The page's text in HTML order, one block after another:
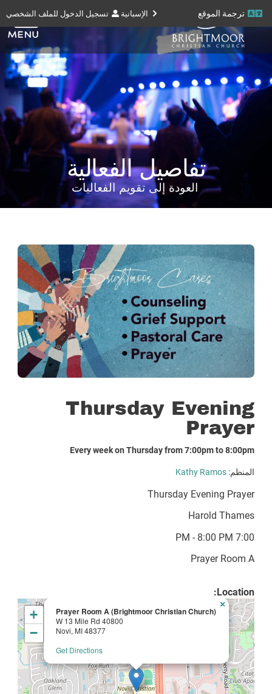
ترجمة الموقع الإسبانية تسجيل الدخول للملف الشخصي
تفاصيل الفعالية
العودة إلى تقويم الفعاليات
Thursday Evening
Prayer
Every week on Thursday from 7:00pm to 8:00pm
المنظم:Kathy Ramos
Thursday Evening Prayer
Harold Thames
7:00 PM - 8:00 PM
Prayer Room A
Location:
Prayer Room A (Brightmoor Christian Church)
40800 W 13 Mile Rd
Novi, MI 48377
Get Directions
×
+
−